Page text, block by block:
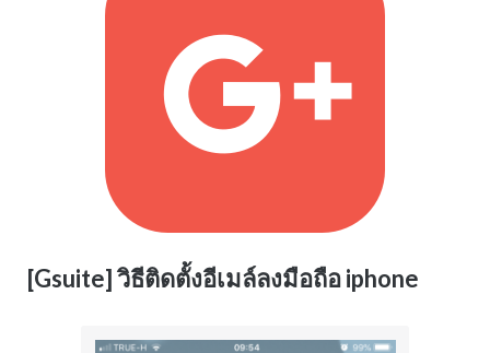
[Gsuite] วิธีติดตั้งอีเมล์ลงมือถือ iphone